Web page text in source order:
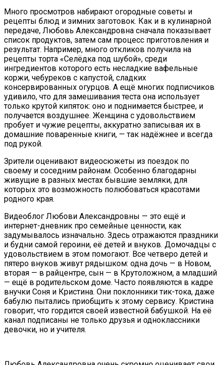
Много просмотров набирают огородные советы и
рецепты блюд и зимних заготовок. Как и в кулинарной
передаче, Любовь Александровна сначала показывает
список продуктов, затем сам процесс приготовления и
результат. Например, много откликов получила на
рецепты торта «Селёдка под шубой», среди
ингредиентов которого есть несладкие вафельные
коржи, чебуреков с капустой, сладких
консервированных огурцов. А ещё многих подписчиков
удивило, что для замешивания теста она использует
только крутой кипяток: оно и поднимается быстрее, и
получается воздушнее. Женщина с удовольствием
пробует и чужие рецепты, аккуратно записывая их в
домашние поваренные книги, — так надёжнее и всегда
под рукой.
Зрители оценивают видеосюжеты из поездок по
своему и соседним районам. Особенно благодарны
живущие в разных местах бывшие земляки, для
которых это возможность полюбоваться красотами
родного края.
Видеоблог Любови Александровны — это ещё и
интернет-дневник про семейные ценности, как
задумывалось изначально. Здесь отражаются праздники
и будни самой героини, её детей и внуков. Домочадцы с
удовольствием в этом помогают. Все четверо детей и
пятеро внуков живут рядышком: одна дочь — в Новом,
вторая — в райцентре, сын — в Крутоложном, а младший
— ещё в родительском доме. Часто появляются в кадре
внучки Соня и Кристина. Они поклонники тик-тока, даже
бабулю пытались приобщить к этому сервису. Кристина
говорит, что гордится своей известной бабушкой. На её
канал подписаны не только друзья и одноклассники
девочки, но и учителя.